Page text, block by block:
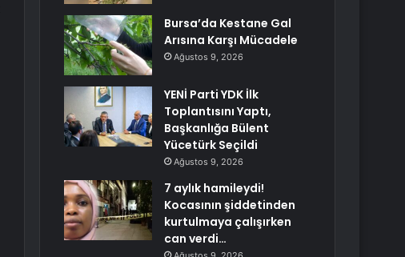
Bursa’da Kestane Gal
Arısına Karşı Mücadele
Ağustos 9, 2026
YENİ Parti YDK İlk
Toplantısını Yaptı,
Başkanlığa Bülent
Yücetürk Seçildi
Ağustos 9, 2026
7 aylık hamileydi!
Kocasının şiddetinden
kurtulmaya çalışırken
can verdi…